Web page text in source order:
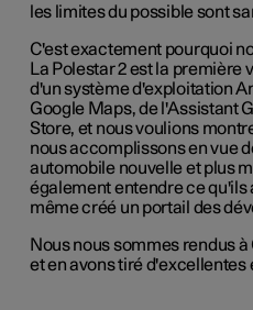
les limites du possible sont
C'est exactement pourquoi
La Polestar 2 est la première
d'un système d'exploitation
Google Maps, de l'Assistant
Store, et nous voulions
nous accomplissons en vue
automobile nouvelle et plus
également entendre ce qu'ils
même créé un portail des
Nous nous sommes rendus
et en avons tiré d'excellentes